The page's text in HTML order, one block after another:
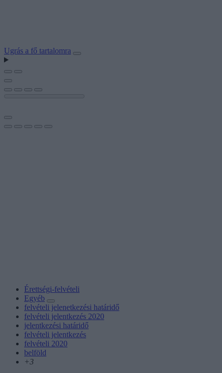
Ugrás a fő tartalomra
Érettségi-felvételi
Egyéb
felvételi jelenetkezési határidő
felvételi jelentkezés 2020
jelentkezési határidő
felvételi jelentkezés
felvételi 2020
belföld
+3